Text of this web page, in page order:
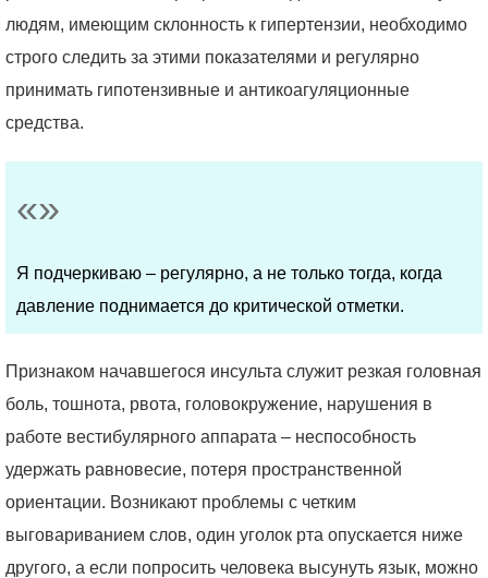
людям, имеющим склонность к гипертензии, необходимо
строго следить за этими показателями и регулярно
принимать гипотензивные и антикоагуляционные
средства.
Я подчеркиваю – регулярно, а не только тогда, когда
давление поднимается до критической отметки.
Признаком начавшегося инсульта служит резкая головная
боль, тошнота, рвота, головокружение, нарушения в
работе вестибулярного аппарата – неспособность
удержать равновесие, потеря пространственной
ориентации. Возникают проблемы с четким
выговариванием слов, один уголок рта опускается ниже
другого, а если попросить человека высунуть язык, можно